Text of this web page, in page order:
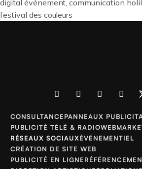
digital événement, communication
festival des couleurs
CONSULTANCEPANNEAUX
PUBLICITÉ TÉLÉ & RADIO
RÉSEAUX SOCIAUXÉVÉNEMENTIEL
CRÉATION DE SITE WEB
PUBLICITÉ EN LIGNE